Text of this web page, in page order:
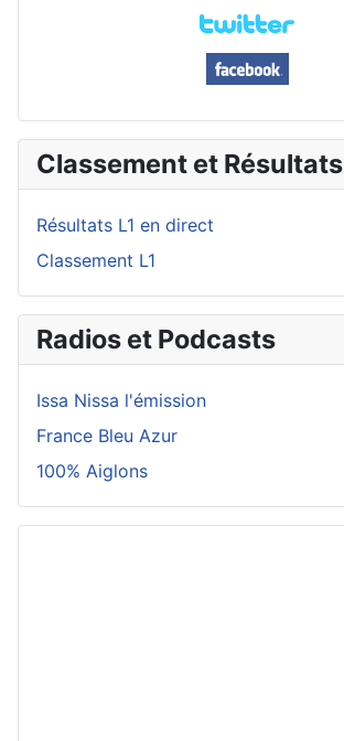
Classement et Résultats
Résultats L1 en direct
Classement L1
Radios et Podcasts
Issa Nissa l'émission
France Bleu Azur
100% Aiglons